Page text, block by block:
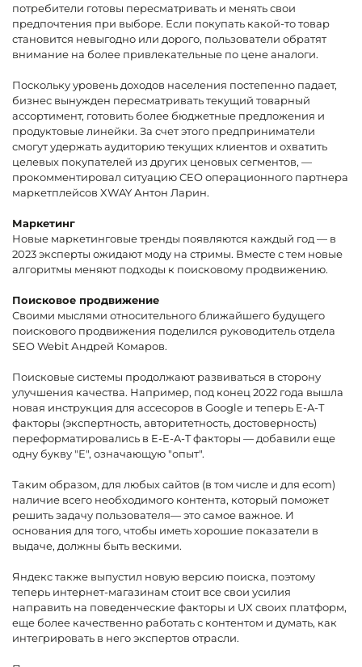
потребители готовы пересматривать и менять свои
предпочтения при выборе. Если покупать какой-то товар
становится невыгодно или дорого, пользователи обратят
внимание на более привлекательные по цене аналоги.
Поскольку уровень доходов населения постепенно падает,
бизнес вынужден пересматривать текущий товарный
ассортимент, готовить более бюджетные предложения и
продуктовые линейки. За счет этого предприниматели
смогут удержать аудиторию текущих клиентов и охватить
целевых покупателей из других ценовых сегментов, —
прокомментировал ситуацию CEO операционного партнера
маркетплейсов XWAY Антон Ларин.
Маркетинг
Новые маркетинговые тренды появляются каждый год — в
2023 эксперты ожидают моду на стримы. Вместе с тем новые
алгоритмы меняют подходы к поисковому продвижению.
Поисковое продвижение
Своими мыслями относительного ближайшего будущего
поискового продвижения поделился руководитель отдела
SEO Webit Андрей Комаров.
Поисковые системы продолжают развиваться в сторону
улучшения качества. Например, под конец 2022 года вышла
новая инструкция для ассесоров в Google и теперь E-A-T
факторы (экспертность, авторитетность, достоверность)
переформатировались в E-E-A-T факторы — добавили еще
одну букву "Е", означающую "опыт".
Таким образом, для любых сайтов (в том числе и для еcom)
наличие всего необходимого контента, который поможет
решить задачу пользователя— это самое важное. И
основания для того, чтобы иметь хорошие показатели в
выдаче, должны быть вескими.
Яндекс также выпустил новую версию поиска, поэтому
теперь интернет-магазинам стоит все свои усилия
направить на поведенческие факторы и UX своих платформ,
еще более качественно работать с контентом и думать, как
интегрировать в него экспертов отрасли.